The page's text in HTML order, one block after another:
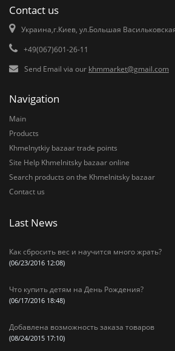
Contact us
Украина,г.Киев, ул.Большая
+49(067)601-26-11
Send Email via our khmmarket@gmail.com
Navigation
Main
Products
Khmelnytkiy bazaar trade points
Site Help Khmelnitsky bazaar online
Search products on the Khmelnitsky bazaar
Contact us
Last News
Как сбросить вес и научится много жрать?
(06/23/2016 12:08)
Что купить детям на День Рождения?
(06/17/2016 18:48)
Добавлена возможность заказа товаров
(08/24/2015 17:10)